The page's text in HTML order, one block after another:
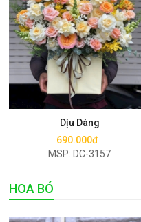
Dịu Dàng
690.000đ
MSP: DC-3157
Mua ngay
HOA BÓ